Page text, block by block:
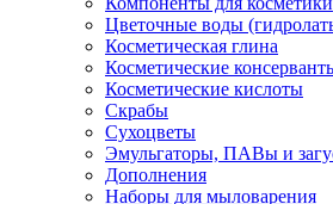
Цветочные воды
Косметическая глина
Косметические
Косметические кислоты
Скрабы
Сухоцветы
Эмульгаторы, ПАВы и
Дополнения
Наборы для мыловарения